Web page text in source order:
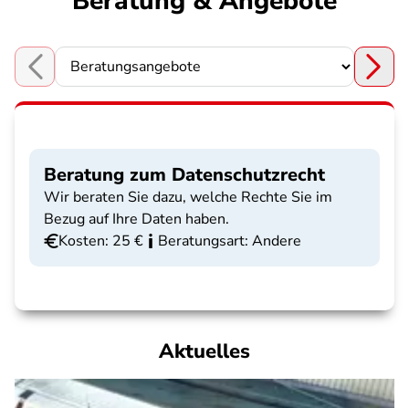
Choose a section
Beratung zum Datenschutzrecht
Wir beraten Sie dazu, welche Rechte Sie im
Bezug auf Ihre Daten haben.
Kosten: 25 €
Beratungsart: Andere
Aktuelles